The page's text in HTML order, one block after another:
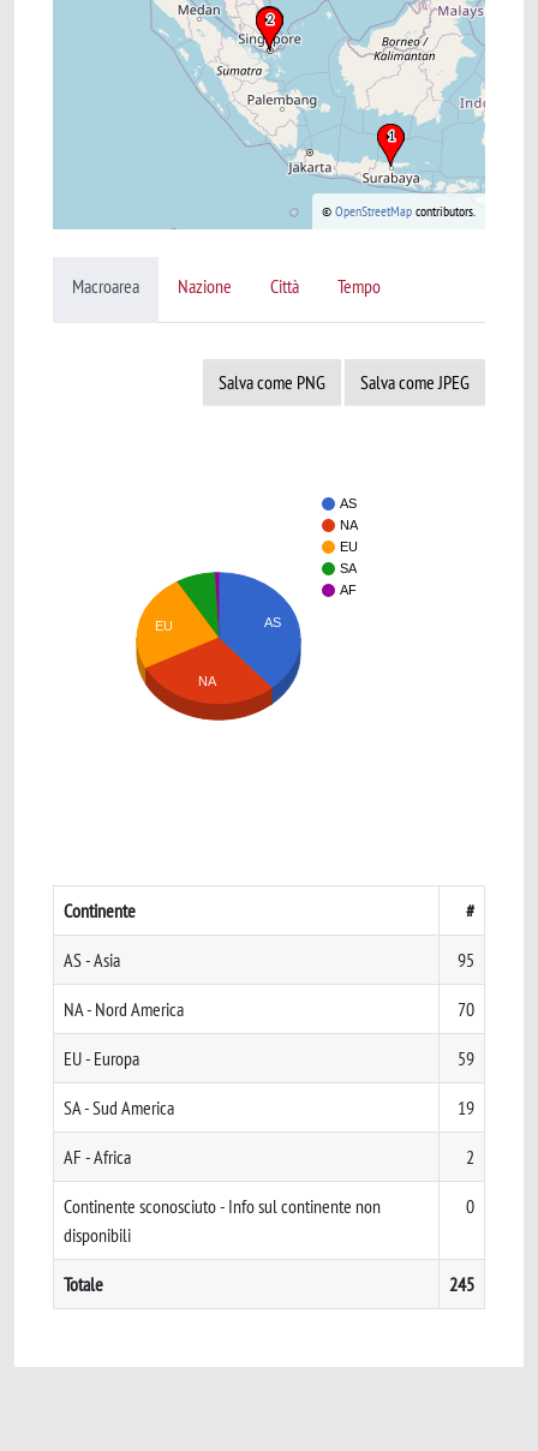
© OpenStreetMap contributors.
Macroarea Nazione Città Tempo
Salva come PNG Salva come JPEG
AS
NA
EU
SA
AF
AS
EU
NA
Continente #
AS - Asia 95
NA - Nord America 70
EU - Europa 59
SA - Sud America 19
AF - Africa 2
Continente sconosciuto - Info sul continente non
disponibili
0
Totale 245